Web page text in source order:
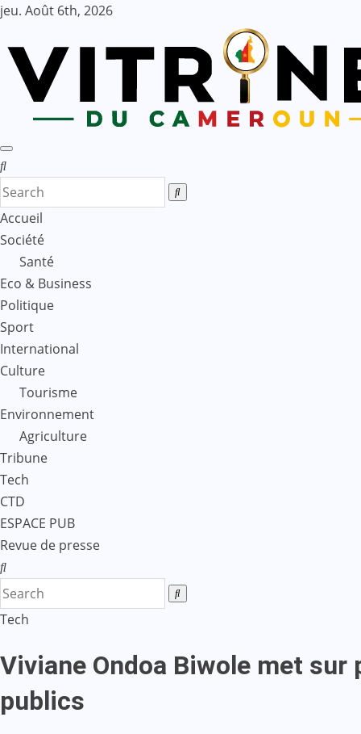
Skip
content
jeu. Août 6th, 2026
Accueil
Société
Santé
Eco & Business
Politique
Sport
International
Culture
Tourisme
Environnement
Agriculture
Tribune
Tech
CTD
ESPACE PUB
Revue de presse
Tech
Viviane Ondoa Biwole met
publics